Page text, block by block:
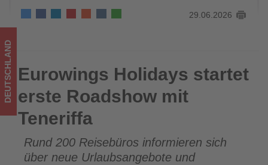
Wissen,
was
im
Tourismus
los
ist!
29.06.2026
Eurowings Holidays startet erste Roadshow mit Teneriffa
DEUTSCHLAND Eurowings Holidays startet
erste Roadshow mit
Teneriffa
Rund 200 Reisebüros informieren sich
über neue Urlaubsangebote und